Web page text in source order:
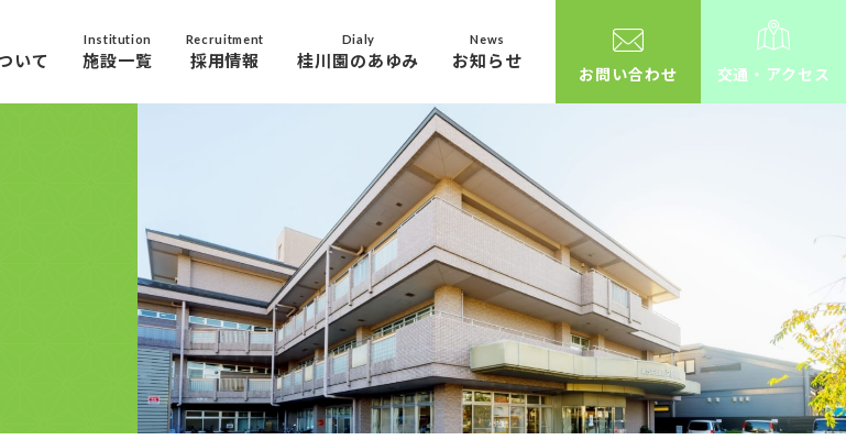
いて
Institution
施設一覧
Recruitment
採用情報
Dialy
桂川園のあゆみ
News
お知らせ
お問い合わせ 交通・アクセス